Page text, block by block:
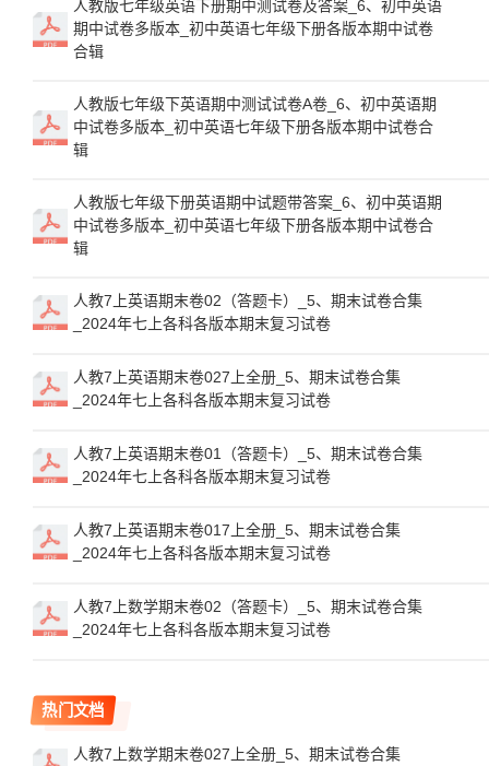
人教版七年级英语下册期中测试卷及答案_6、初中英语
期中试卷多版本_初中英语七年级下册各版本期中试卷
合辑
人教版七年级下英语期中测试试卷A卷_6、初中英语期
中试卷多版本_初中英语七年级下册各版本期中试卷合
辑
人教版七年级下册英语期中试题带答案_6、初中英语期
中试卷多版本_初中英语七年级下册各版本期中试卷合
辑
人教7上英语期末卷02（答题卡）_5、期末试卷合集
_2024年七上各科各版本期末复习试卷
人教7上英语期末卷027上全册_5、期末试卷合集
_2024年七上各科各版本期末复习试卷
人教7上英语期末卷01（答题卡）_5、期末试卷合集
_2024年七上各科各版本期末复习试卷
人教7上英语期末卷017上全册_5、期末试卷合集
_2024年七上各科各版本期末复习试卷
人教7上数学期末卷02（答题卡）_5、期末试卷合集
_2024年七上各科各版本期末复习试卷
热门文档
人教7上数学期末卷027上全册_5、期末试卷合集